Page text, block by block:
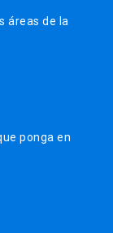
áreas de la
ponga en